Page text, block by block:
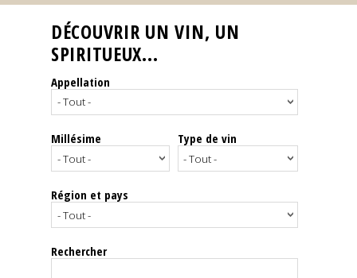
Reportages
Nos
Spiritueux
Notes
dégustation
DÉCOUVRIR UN VIN, UN
SPIRITUEUX...
Appellation
Millésime Type de vin
Région et pays
Rechercher